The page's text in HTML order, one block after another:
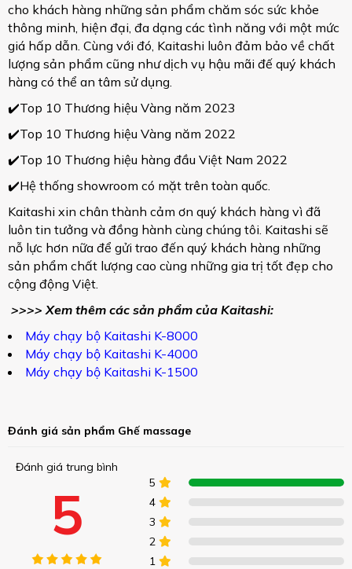
cho khách hàng những sản phẩm chăm sóc sức khỏe
thông minh, hiện đại, đa dạng các tình năng với một mức
giá hấp dẫn. Cùng với đó, Kaitashi luôn đảm bảo về chất
lượng sản phẩm cũng như dịch vụ hậu mãi đế quý khách
hàng có thể an tâm sử dụng.
✔️Top 10 Thương hiệu Vàng năm 2023
✔️Top 10 Thương hiệu Vàng năm 2022
✔️Top 10 Thương hiệu hàng đầu Việt Nam 2022
✔️Hệ thống showroom có mặt trên toàn quốc.
Kaitashi xin chân thành cảm ơn quý khách hàng vì đã
luôn tin tưởng và đồng hành cùng chúng tôi. Kaitashi sẽ
nỗ lực hơn nữa để gửi trao đến quý khách hàng những
sản phẩm chất lượng cao cùng những gia trị tốt đẹp cho
cộng động Việt.
>>>> Xem thêm các sản phẩm của Kaitashi:
Máy chạy bộ Kaitashi K-8000
Máy chạy bộ Kaitashi K-4000
Máy chạy bộ Kaitashi K-1500
Đánh giá sản phẩm Ghế massage
Đánh giá trung bình
5
5
4
3
2
1